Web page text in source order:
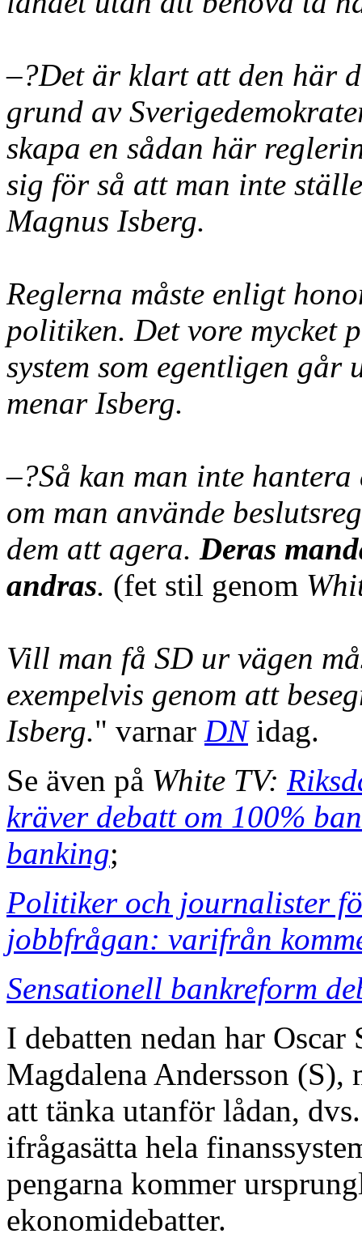
–?Det är klart att den här
grund av
skapa en sådan här
sig för så att man inte
Magnus Isberg.
Reglerna måste enligt
politiken. Det vore mycket
system som egentligen
menar Isberg.
–?Så kan man inte
om man använde
dem att agera. Deras
andras. (fet stil genom
Vill man få SD ur vägen
exempelvis genom att
Isberg." varnar DNidag.
Se även på White TV:
kräver debatt om 100%
banking;
Politiker och journalister
jobbfrågan: varifrån
Sensationell bankreform
I debatten nedan har
Magdalena Andersson (S),
att tänka utanför lådan,
ifrågasätta hela
pengarna kommer
ekonomidebatter.